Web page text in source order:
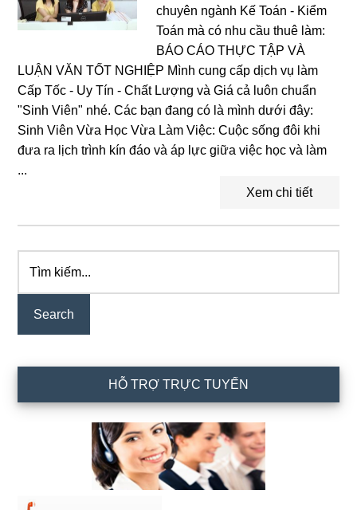
chuyên ngành Kế Toán - Kiểm
Toán mà có nhu cầu thuê làm:
BÁO CÁO THỰC TẬP VÀ
LUẬN VĂN TỐT NGHIỆP Mình cung cấp dịch vụ làm
Cấp Tốc - Uy Tín - Chất Lượng và Giá cả luôn chuẩn
"Sinh Viên" nhé. Các bạn đang có là mình dưới đây:
Sinh Viên Vừa Học Vừa Làm Việc: Cuộc sống đôi khi
đưa ra lịch trình kín đáo và áp lực giữa việc học và làm
...
Xem chi tiết
Primary
Sidebar
kiếm...
HỖ TRỢ TRỰC TUYẾN